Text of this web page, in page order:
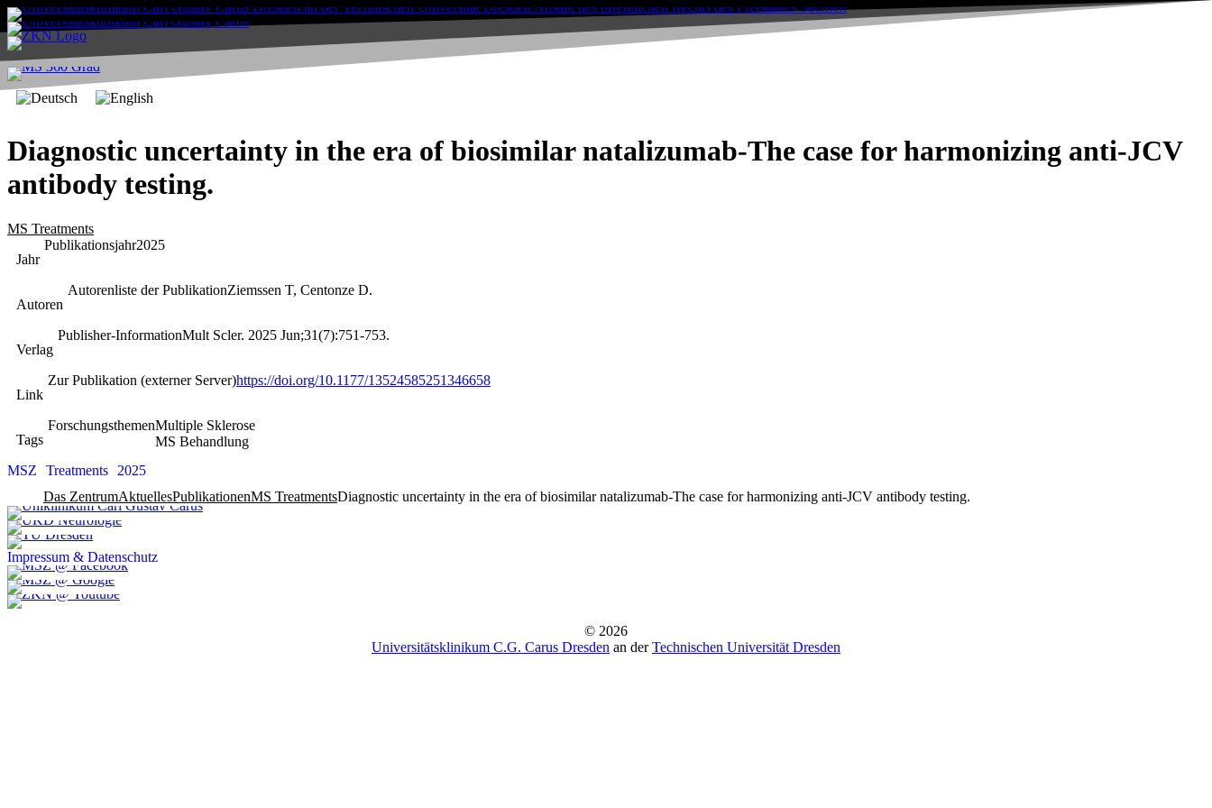
Diagnostic uncertainty in the era of biosimilar natalizumab-The case for harmonizing anti-JCV
antibody testing.
MS Treatments
Jahr
Publikationsjahr2025
Autoren
Autorenliste der PublikationZiemssen T, Centonze D.
Verlag
Publisher-InformationMult Scler. 2025 Jun;31(7):751-753.
Link
Zur Publikation (externer Server)https://doi.org/10.1177/13524585251346658
Tags
ForschungsthemenMultiple Sklerose
MS Behandlung
MSZ
Treatments
2025
Das ZentrumAktuellesPublikationenMS TreatmentsDiagnostic uncertainty in the era of biosimilar natalizumab-The case for harmonizing anti-JCV antibody testing.
Impressum & Datenschutz
© 2026
Universitätsklinikum C.G. Carus Dresden an derTechnischen Universität Dresden